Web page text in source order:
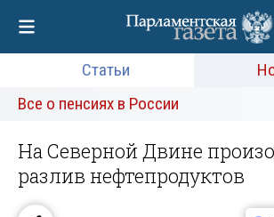
Статьи
Все о пенсиях в России
На Северной Двине
разлив нефтепродуктов